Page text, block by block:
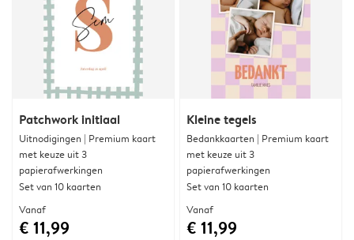
Patchwork initiaal
Uitnodigingen | Premium kaart
met keuze uit 3
papierafwerkingen
Set van 10 kaarten
Vanaf
€ 11,99
Kleine tegels
Bedankkaarten | Premium kaart
met keuze uit 3
papierafwerkingen
Set van 10 kaarten
Vanaf
€ 11,99